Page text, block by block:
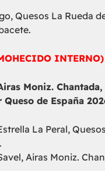
Quesos La Rueda
INTERNO)
Moniz.
de España
La Peral,
Airas Moniz.